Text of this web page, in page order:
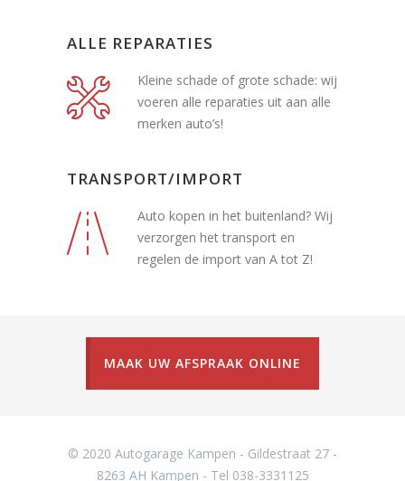
ALLE REPARATIES
Kleine schade of grote schade: wij
voeren alle reparaties uit aan alle
merken auto’s!
TRANSPORT/IMPORT
Auto kopen in het buitenland? Wij
verzorgen het transport en
regelen de import van A tot Z!
MAAK UW AFSPRAAK ONLINE
© 2020 Autogarage Kampen - Gildestraat 27 -
8263 AH Kampen - Tel 038-3331125